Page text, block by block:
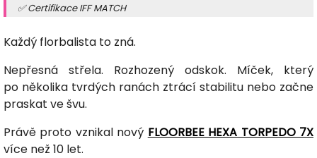
✅ Certifikace IFF MATCH
Každý florbalista to zná.
Nepřesná střela. Rozhozený odskok. Míček, který
po několika tvrdých ranách ztrácí stabilitu nebo začne
praskat ve švu.
Právě proto vznikal nový FLOORBEE HEXA TORPEDO 7X
více než 10 let.